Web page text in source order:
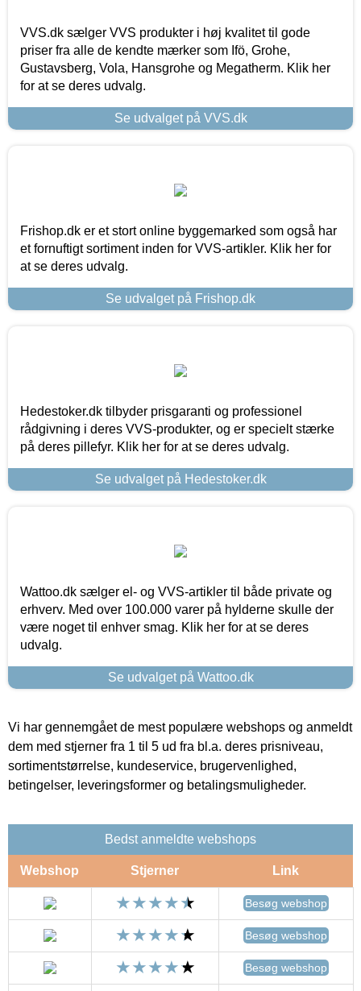
VVS.dk sælger VVS produkter i høj kvalitet til gode
priser fra alle de kendte mærker som Ifö, Grohe,
Gustavsberg, Vola, Hansgrohe og Megatherm. Klik her
for at se deres udvalg.
Se udvalget på VVS.dk
Frishop.dk er et stort online byggemarked som også har
et fornuftigt sortiment inden for VVS-artikler. Klik her for
at se deres udvalg.
Se udvalget på Frishop.dk
Hedestoker.dk tilbyder prisgaranti og professionel
rådgivning i deres VVS-produkter, og er specielt stærke
på deres pillefyr. Klik her for at se deres udvalg.
Se udvalget på Hedestoker.dk
Wattoo.dk sælger el- og VVS-artikler til både private og
erhverv. Med over 100.000 varer på hylderne skulle der
være noget til enhver smag. Klik her for at se deres
udvalg.
Se udvalget på Wattoo.dk
Vi har gennemgået de mest populære webshops og anmeldt
dem med stjerner fra 1 til 5 ud fra bl.a. deres prisniveau,
sortimentstørrelse, kundeservice, brugervenlighed,
betingelser, leveringsformer og betalingsmuligheder.
Bedst anmeldte webshops
Webshop Stjerner Link
Besøg webshop
Besøg webshop
Besøg webshop